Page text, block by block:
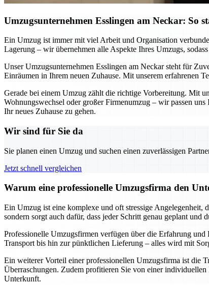
Umzugsunternehmen Esslingen am Neckar: So
Ein Umzug ist immer mit viel Arbeit und Organisation
Lagerung – wir übernehmen alle Aspekte Ihres Umzugs,
Unser Umzugsunternehmen Esslingen am Neckar steht für
Einräumen in Ihrem neuen Zuhause. Mit unserem erfahrenen
Gerade bei einem Umzug zählt die richtige Vorbereitung. Mit
Wohnungswechsel oder großer Firmenumzug – wir passen
Ihr neues Zuhause zu gehen.
Wir sind für Sie da
Sie planen einen Umzug und suchen einen zuverlässigen
Jetzt schnell vergleichen
Warum eine professionelle Umzugsfirma den
Ein Umzug ist eine komplexe und oft stressige
sondern sorgt auch dafür, dass jeder Schritt genau geplant
Professionelle Umzugsfirmen verfügen über die Erfahrung und
Transport bis hin zur pünktlichen Lieferung – alles wird mit
Ein weiterer Vorteil einer professionellen Umzugsfirma ist die
Überraschungen. Zudem profitieren Sie von einer
Unterkunft.